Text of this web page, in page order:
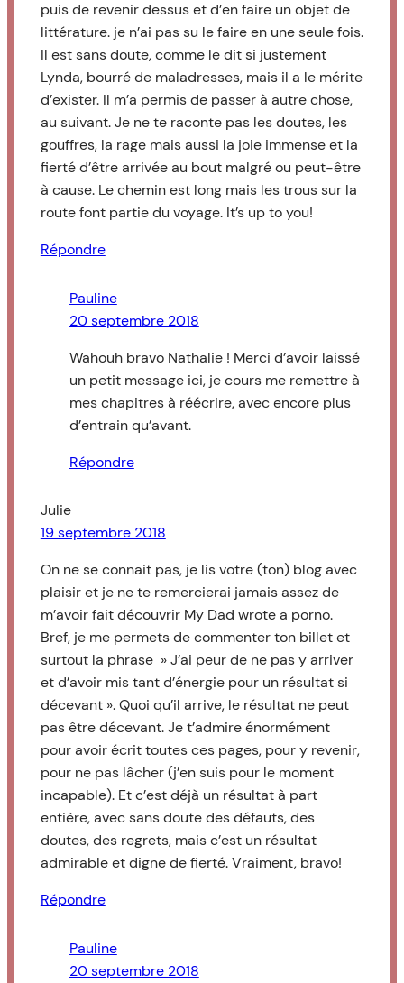
puis de revenir dessus et d’en faire un objet de
littérature. je n’ai pas su le faire en une seule fois.
Il est sans doute, comme le dit si justement
Lynda, bourré de maladresses, mais il a le mérite
d’exister. Il m’a permis de passer à autre chose,
au suivant. Je ne te raconte pas les doutes, les
gouffres, la rage mais aussi la joie immense et la
fierté d’être arrivée au bout malgré ou peut-être
à cause. Le chemin est long mais les trous sur la
route font partie du voyage. It’s up to you!
Répondre
Pauline
20 septembre 2018
Wahouh bravo Nathalie ! Merci d’avoir laissé
un petit message ici, je cours me remettre à
mes chapitres à réécrire, avec encore plus
d’entrain qu’avant.
Répondre
Julie
19 septembre 2018
On ne se connait pas, je lis votre (ton) blog avec
plaisir et je ne te remercierai jamais assez de
m’avoir fait découvrir My Dad wrote a porno.
Bref, je me permets de commenter ton billet et
surtout la phrase » J’ai peur de ne pas y arriver
et d’avoir mis tant d’énergie pour un résultat si
décevant ». Quoi qu’il arrive, le résultat ne peut
pas être décevant. Je t’admire énormément
pour avoir écrit toutes ces pages, pour y revenir,
pour ne pas lâcher (j’en suis pour le moment
incapable). Et c’est déjà un résultat à part
entière, avec sans doute des défauts, des
doutes, des regrets, mais c’est un résultat
admirable et digne de fierté. Vraiment, bravo!
Répondre
Pauline
20 septembre 2018